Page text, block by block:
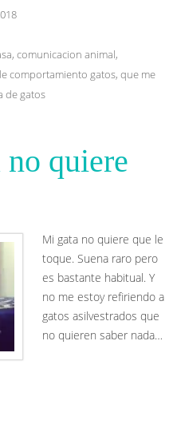
, comunicacion animal,
comportamiento gatos, que me
de gatos
quiere
Mi gata no quiere que le
toque. Suena raro pero
es bastante habitual. Y
no me estoy refiriendo a
gatos asilvestrados que
no quieren saber nada…